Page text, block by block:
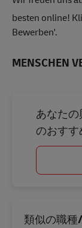
besten online!
Bewerben'.
MENSCHEN
あなた
のおすす
類似の職